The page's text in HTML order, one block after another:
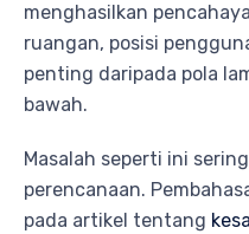
menghasilkan
ruangan, posisi
penting daripada pola
bawah.
Masalah seperti ini
perencanaan.
pada artikel tentang